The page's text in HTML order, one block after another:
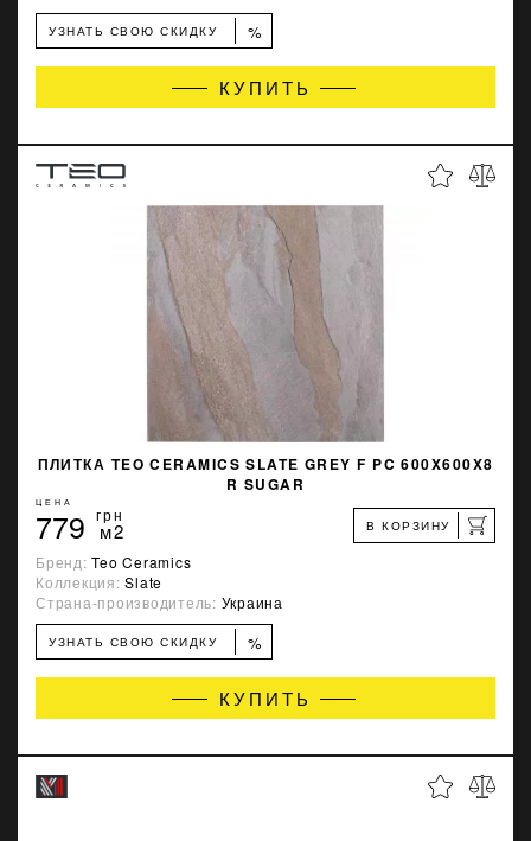
УЗНАТЬ СВОЮ СКИДКУ %
КУПИТЬ
ПЛИТКА TEO CERAMICS SLATE GREY F PC 600X600X8
R SUGAR
ЦЕНА
779 грн
м2 В КОРЗИНУ
Бренд:Teo Ceramics
Коллекция:Slate
Страна-производитель: Украина
УЗНАТЬ СВОЮ СКИДКУ %
КУПИТЬ